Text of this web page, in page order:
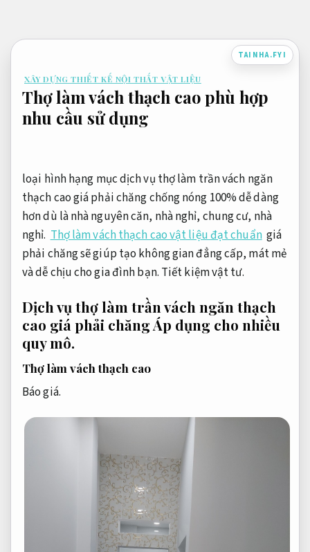
nội
TAINHA.FYI
XÂY DỰNG THIẾT KẾ NỘI THẤT VẬT LIỆU
Thợ làm vách thạch cao phù hợp
nhu cầu sử dụng
loại hình hạng mục dịch vụ thợ làm trần vách ngăn
thạch cao giá phải chăng chống nóng 100% dễ dàng
hơn dù là nhà nguyên căn, nhà nghỉ, chung cư, nhà
nghỉ. Thợ làm vách thạch cao vật liệu đạt chuẩn giá
phải chăng sẽ giúp tạo không gian đẳng cấp, mát mẻ
và dễ chịu cho gia đình bạn. Tiết kiệm vật tư.
Dịch vụ thợ làm trần vách ngăn thạch
cao giá phải chăngÁp dụng cho nhiều
quy mô.
Thợ làm vách thạch cao
Báo giá.